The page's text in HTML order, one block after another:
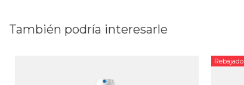
También podría interesarle
Rebajado